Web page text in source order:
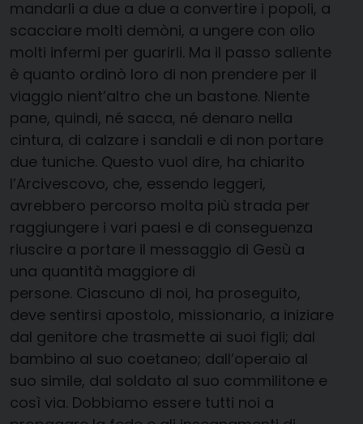
mandarli a due a due a convertire i popoli, a
scacciare molti demòni, a ungere con olio
molti infermi per guarirli. Ma il passo saliente
è quanto ordinò loro di non prendere per il
viaggio nient’altro che un bastone. Niente
pane, quindi, né sacca, né denaro nella
cintura, di calzare i sandali e di non portare
due tuniche. Questo vuol dire, ha chiarito
l’Arcivescovo, che, essendo leggeri,
avrebbero percorso molta più strada per
raggiungere i vari paesi e di conseguenza
riuscire a portare il messaggio di Gesù a
una quantità maggiore di
persone. Ciascuno di noi, ha proseguito,
deve sentirsi apostolo, missionario, a iniziare
dal genitore che trasmette ai suoi figli; dal
bambino al suo coetaneo; dall’operaio al
suo simile, dal soldato al suo commilitone e
così via. Dobbiamo essere tutti noi a